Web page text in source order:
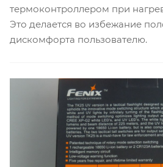
термоконтроллером при
Это делается во избежание
дискомфорта пользователю.